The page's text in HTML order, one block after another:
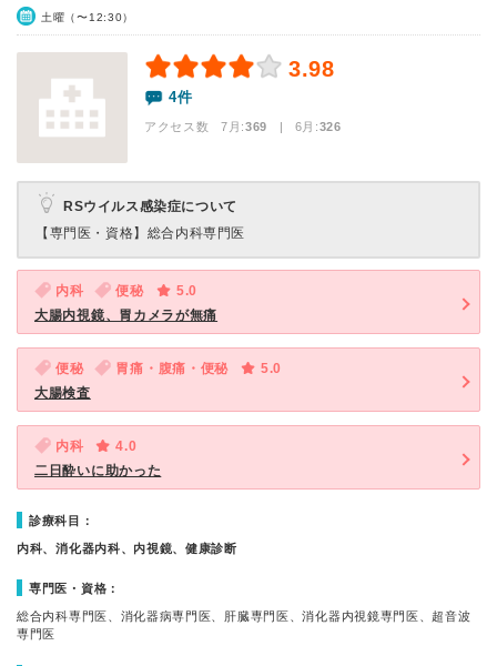
土曜（〜12:30）
3.98
4件
アクセス数 7月:369 | 6月:326
RSウイルス感染症について
【専門医・資格】 総合内科専門医
内科 便秘
5.0
大腸内視鏡、胃カメラが無痛
便秘 胃痛・腹痛・便秘
5.0
大腸検査
内科
4.0
二日酔いに助かった
診療科目：
内科、消化器内科、内視鏡、健康診断
専門医・資格：
総合内科専門医、消化器病専門医、肝臓専門医、消化器内視鏡専門医、超音波
専門医